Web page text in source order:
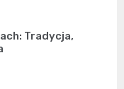
Tradycja,